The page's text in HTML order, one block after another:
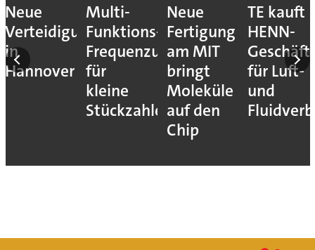
Neue
Verteidigungsmesse
in
Hannover
Multi-
Funktions-
Frequenzumrichter
für
kleine
Stückzahlen
Neue
Fertigung
am MIT
bringt
Moleküle
auf den
Chip
TE kauft
HENN-
Geschäft
für Luft-
und